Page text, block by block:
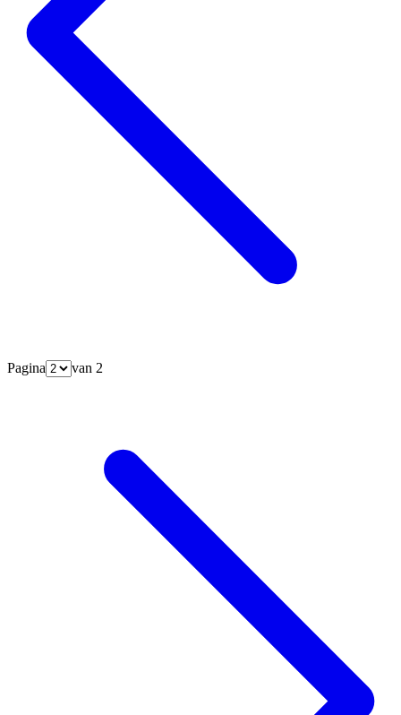
Pagina van 2